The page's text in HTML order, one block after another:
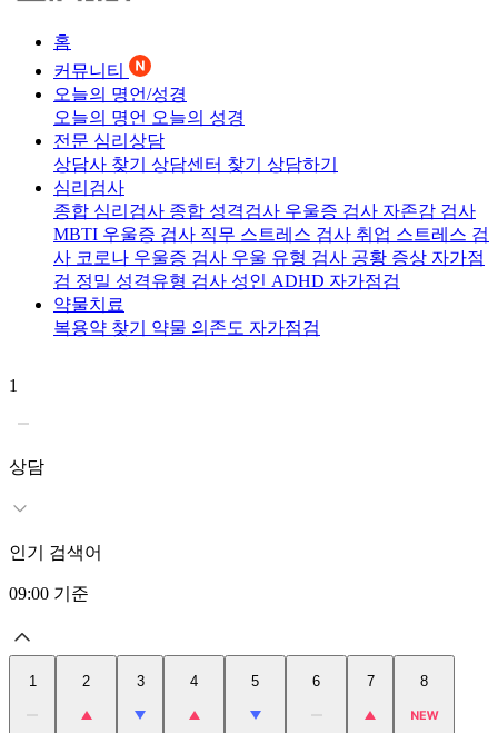
홈
커뮤니티
오늘의 명언/성경
오늘의 명언 오늘의 성경
전문 심리상담
상담사 찾기 상담센터 찾기 상담하기
심리검사
종합 심리검사 종합 성격검사 우울증 검사 자존감 검사
MBTI 우울증 검사 직무 스트레스 검사 취업 스트레스 검
사 코로나 우울증 검사 우울 유형 검사 공황 증상 자가점
검 정밀 성격유형 검사 성인 ADHD 자가점검
약물치료
복용약 찾기 약물 의존도 자가점검
1
상담
인기 검색어
09:00 기준
1 2 3 4 5 6 7 8